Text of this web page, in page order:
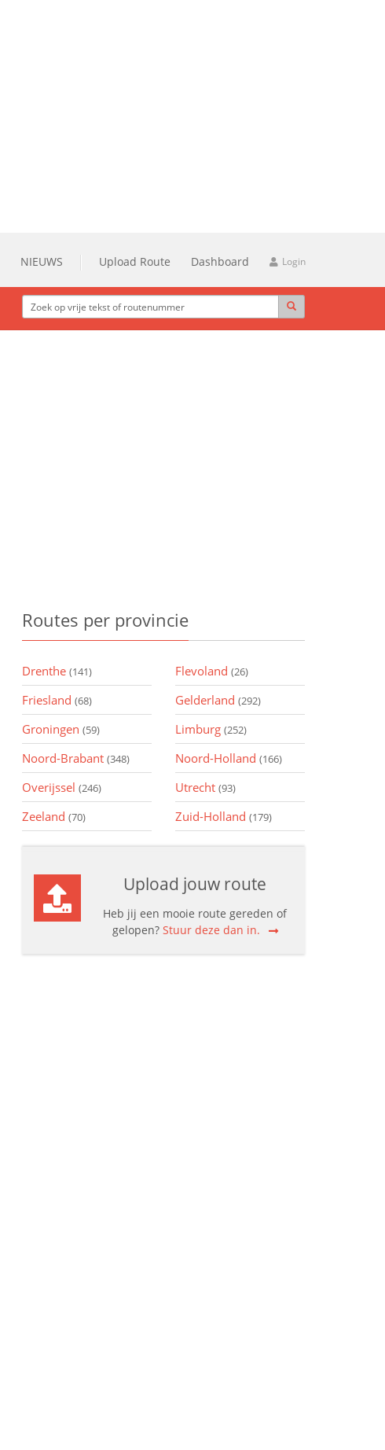
NIEUWS Upload Route Dashboard Login
Routes per provincie
Drenthe (141) Flevoland (26)
Friesland (68) Gelderland (292)
Groningen (59) Limburg (252)
Noord-Brabant (348) Noord-Holland (166)
Overijssel (246) Utrecht (93)
Zeeland (70) Zuid-Holland (179)
Upload jouw route
Heb jij een mooie route gereden of
gelopen? Stuur deze dan in.